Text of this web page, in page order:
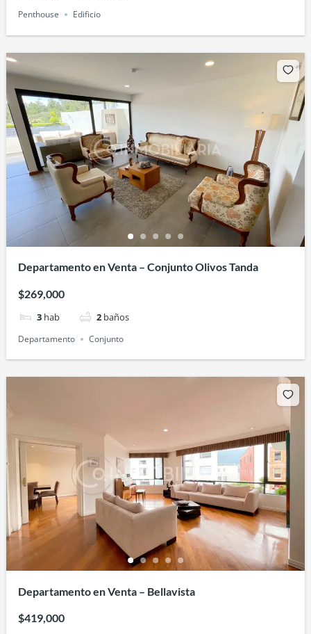
Penthouse Edificio
Departamento en Venta – Conjunto Olivos Tanda
$269,000
3 hab 2 baños
Departamento Conjunto
Departamento en Venta – Bellavista
$419,000